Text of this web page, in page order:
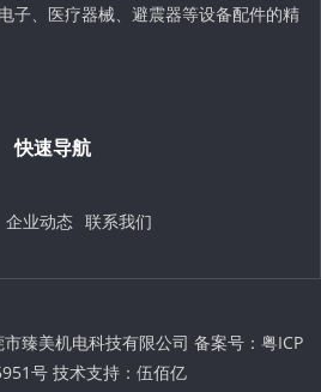
子、医疗器械、避震器等设备配件的精
快速导航
企业动态 联系我们
臻美机电科技有限公司 备案号： 粤ICP
号 技术支持： 伍佰亿